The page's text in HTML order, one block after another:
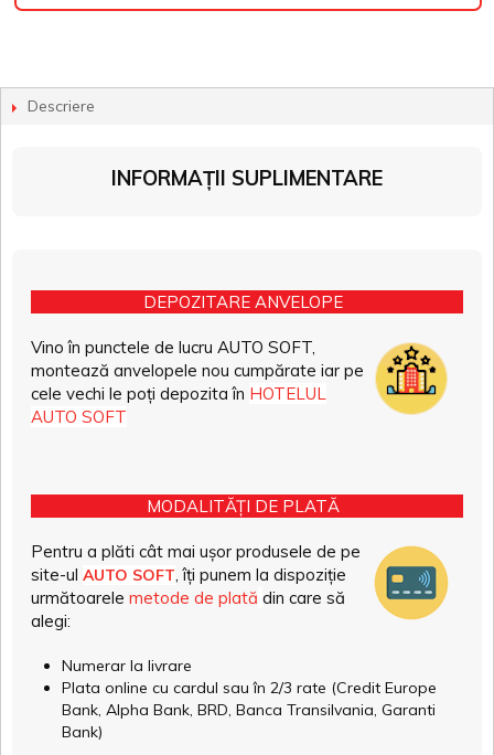
Descriere
INFORMAȚII SUPLIMENTARE
DEPOZITARE ANVELOPE
Vino în punctele de lucru AUTO SOFT,
montează anvelopele nou cumpărate iar pe
cele vechi le poți depozita în HOTELUL
AUTO SOFT
MODALITĂȚI DE PLATĂ
Pentru a plăti cât mai ușor produsele de pe
site-ul AUTO SOFT, îți punem la dispoziție
următoarele metode de plată din care să
alegi:
Numerar la livrare
Plata online cu cardul sau în 2/3 rate (Credit Europe
Bank, Alpha Bank, BRD, Banca Transilvania, Garanti
Bank)